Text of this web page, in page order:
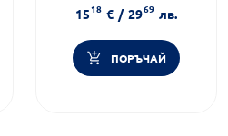
Приложение:орално
1518 € / 2969 лв.
ПОРЪЧАЙ